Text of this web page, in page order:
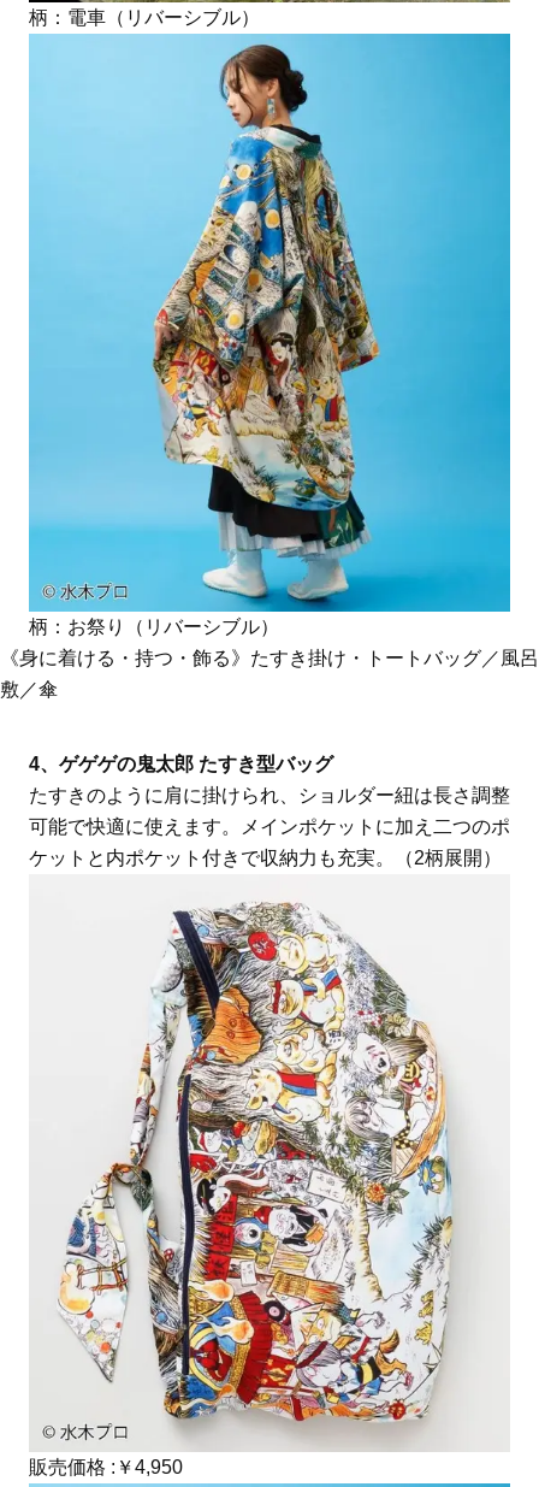
柄：電車（リバーシブル）
柄：お祭り（リバーシブル）
《身に着ける・持つ・飾る》たすき掛け・トートバッグ／風呂
敷／傘
4、ゲゲゲの鬼太郎 たすき型バッグ
たすきのように肩に掛けられ、ショルダー紐は長さ調整
可能で快適に使えます。メインポケットに加え二つのポ
ケットと内ポケット付きで収納力も充実。（2柄展開）
販売価格 :￥4,950